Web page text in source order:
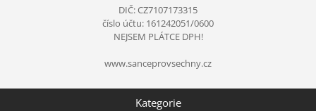
DIČ: CZ7107173315
číslo účtu: 161242051/0600
NEJSEM PLÁTCE DPH!
www.sanceprovsechny.cz
Kategorie